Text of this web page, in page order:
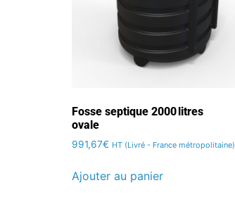
Fosse septique 2000 litres
ovale
991,67€ HT (Livré - France métropolitaine)
Ajouter au panier